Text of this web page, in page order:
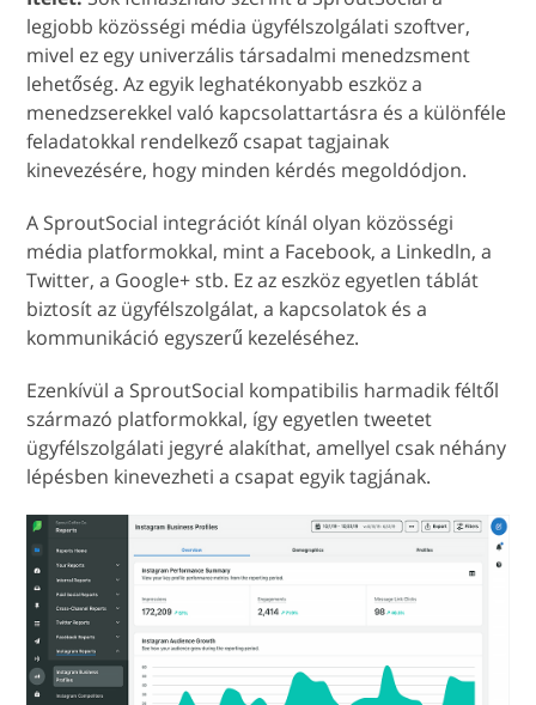
legjobb közösségi média ügyfélszolgálati szoftver,
mivel ez egy univerzális társadalmi menedzsment
lehetőség. Az egyik leghatékonyabb eszköz a
menedzserekkel való kapcsolattartásra és a különféle
feladatokkal rendelkező csapat tagjainak
kinevezésére, hogy minden kérdés megoldódjon.
A SproutSocial integrációt kínál olyan közösségi
média platformokkal, mint a Facebook, a Linkedln, a
Twitter, a Google+ stb. Ez az eszköz egyetlen táblát
biztosít az ügyfélszolgálat, a kapcsolatok és a
kommunikáció egyszerű kezeléséhez.
Ezenkívül a SproutSocial kompatibilis harmadik féltől
származó platformokkal, így egyetlen tweetet
ügyfélszolgálati jegyré alakíthat, amellyel csak néhány
lépésben kinevezheti a csapat egyik tagjának.